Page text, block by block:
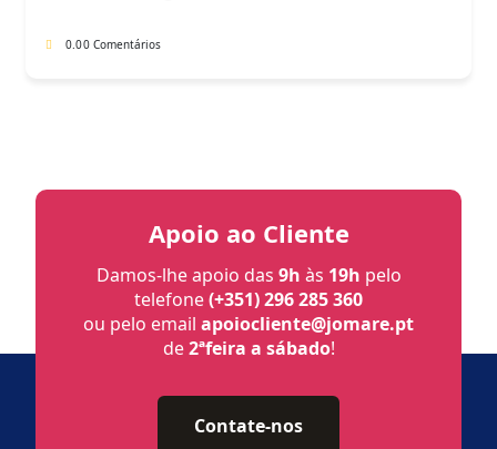
0.00 Comentários
Apoio ao Cliente
Damos-lhe apoio das 9h às 19h pelo
telefone(+351) 296 285 360
ou pelo email apoiocliente@jomare.pt
de2ªfeira a sábado!
Contate-nos